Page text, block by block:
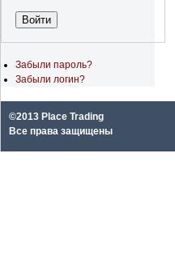
Забыли пароль?
Забыли логин?
©2013 Place Trading
Все права защищены